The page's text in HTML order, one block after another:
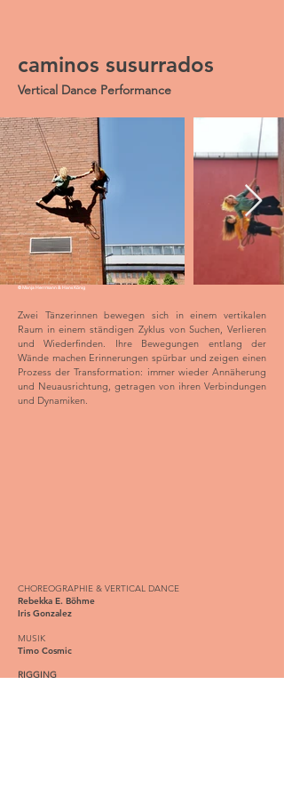
caminos susurrados
Vertical Dance Performance
© Manja Herrmann & Hans König
Zwei Tänzerinnen bewegen sich in einem vertikalen
Raum in einem ständigen Zyklus von Suchen, Verlieren
und Wiederfinden. Ihre Bewegungen entlang der
Wände machen Erinnerungen spürbar und zeigen einen
Prozess der Transformation: immer wieder Annäherung
und Neuausrichtung, getragen von ihren Verbindungen
und Dynamiken.
CHOREOGRAPHIE & VERTICAL DANCE
Rebekka E. Böhme
Iris Gonzalez
MUSIK
Timo Cosmic
RIGGING